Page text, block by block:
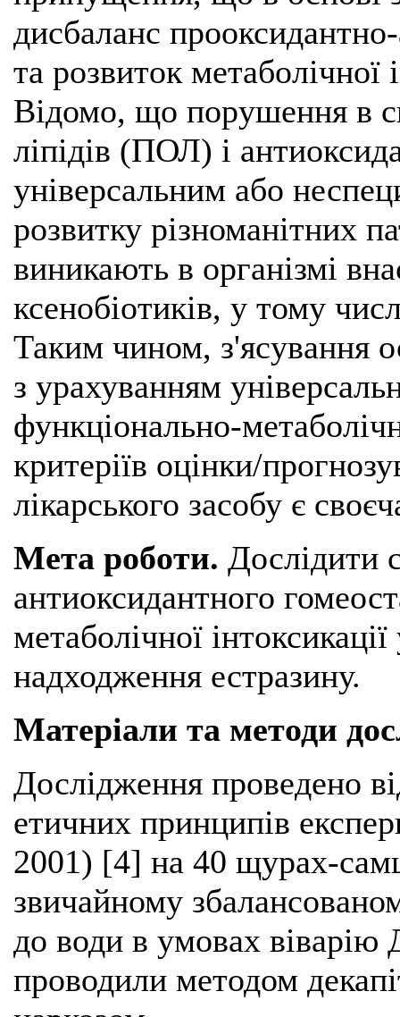
дисбаланс
та розвиток метаболічної
Відомо, що порушення в
ліпідів (ПОЛ) і
універсальним або
розвитку різноманітних
виникають в організмі
ксенобіотиків, у тому
Таким чином, з'ясування
з урахуванням
функціонально-
критеріїв оцінки/
лікарського засобу є
Мета роботи. Дослідити
антиоксидантного
метаболічної
надходження естразину.
Матеріали та методи
Дослідження проведено
етичних принципів
2001) [4] на 40 щурах-
звичайному
до води в умовах
проводили методом